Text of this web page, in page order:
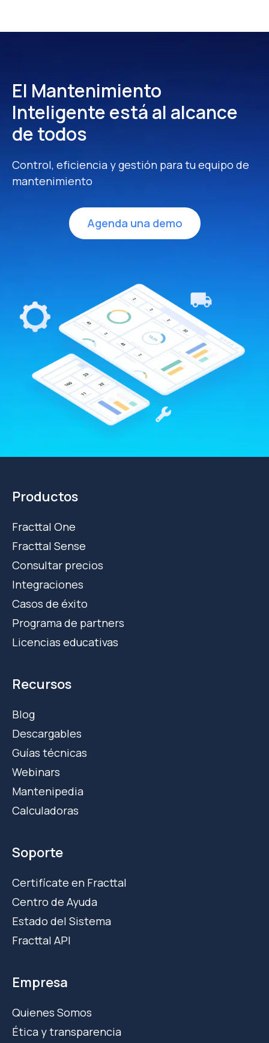
El Mantenimiento
Inteligenteestá al alcance
de todos
Control, eficiencia y gestión para tu equipo de
mantenimiento
Agenda una demo
Productos
Fracttal One
Fracttal Sense
Consultar precios
Integraciones
Casos de éxito
Programa de partners
Licencias educativas
Recursos
Blog
Descargables
Guías técnicas
Webinars
Mantenipedia
Calculadoras
Soporte
Certifícate en Fracttal
Centro de Ayuda
Estado del Sistema
Fracttal API
Empresa
Quienes Somos
Ética y transparencia